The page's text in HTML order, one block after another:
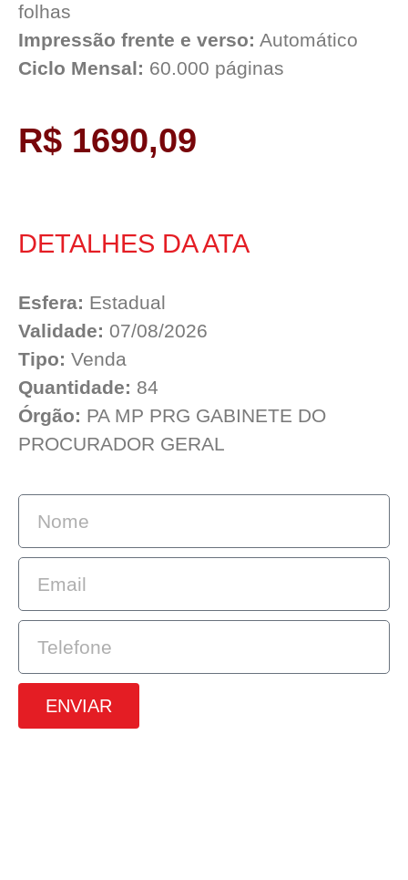
folhas
Impressão frente e verso: Automático
Ciclo Mensal: 60.000 páginas
R$ 1690,09
DETALHES DA ATA
Esfera: Estadual
Validade: 07/08/2026
Tipo: Venda
Quantidade: 84
Órgão: PA MP PRG GABINETE DO
PROCURADOR GERAL
ENVIAR